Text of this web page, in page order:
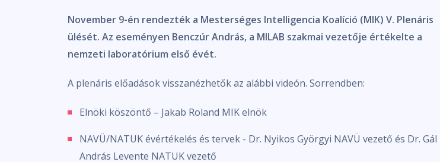
November 9-én rendezték a Mesterséges Intelligencia Koalíció (MIK) V. Plenáris
ülését. Az eseményen Benczúr András, a MILAB szakmai vezetője értékelte a
nemzeti laboratórium első évét.
A plenáris előadások visszanézhetők az alábbi videón. Sorrendben:
Elnöki köszöntő – Jakab Roland MIK elnök
NAVÜ/NATUK évértékelés és tervek - Dr. Nyikos Györgyi NAVÜ vezető és Dr. Gál
András Levente NATUK vezető